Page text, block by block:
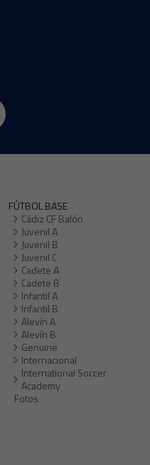
FÚTBOL BASE
Cádiz CF Balón
Juvenil A
Juvenil B
Juvenil C
Cadete A
Cadete B
Infantil A
Infantil B
Alevín A
Alevín B
Genuine
Internacional
International Soccer
Academy
Fotos